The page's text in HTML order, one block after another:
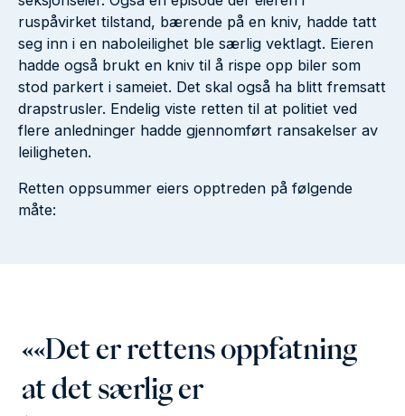
ruspåvirket tilstand, bærende på en kniv, hadde tatt
seg inn i en naboleilighet ble særlig vektlagt. Eieren
hadde også brukt en kniv til å rispe opp biler som
stod parkert i sameiet. Det skal også ha blitt fremsatt
drapstrusler. Endelig viste retten til at politiet ved
flere anledninger hadde gjennomført ransakelser av
leiligheten.
Retten oppsummer eiers opptreden på følgende
måte:
«Det er rettens oppfatning
at det særlig er